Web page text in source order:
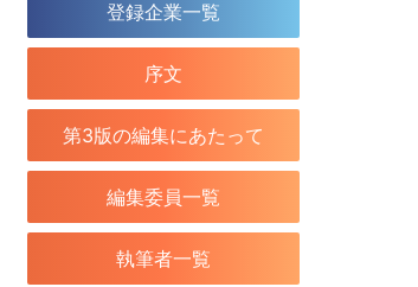
登録企業一覧
序文
第3版の編集にあたって
編集委員一覧
執筆者一覧